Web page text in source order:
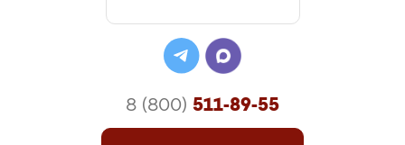
8 (800) 511-89-55